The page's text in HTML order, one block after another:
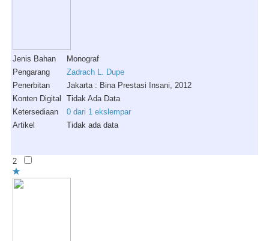
Jenis Bahan
Monograf
Pengarang
Zadrach L. Dupe
Penerbitan
Jakarta : Bina Prestasi Insani, 2012
Konten Digital
Tidak Ada Data
Ketersediaan
0 dari 1 ekslempar
Artikel
Tidak ada data
2